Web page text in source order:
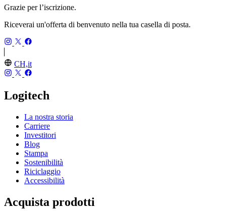
Grazie per l’iscrizione.
Riceverai un'offerta di benvenuto nella tua casella di posta.
CH,it
Logitech
La nostra storia
Carriere
Investitori
Blog
Stampa
Sostenibilità
Riciclaggio
Accessibilità
Acquista prodotti